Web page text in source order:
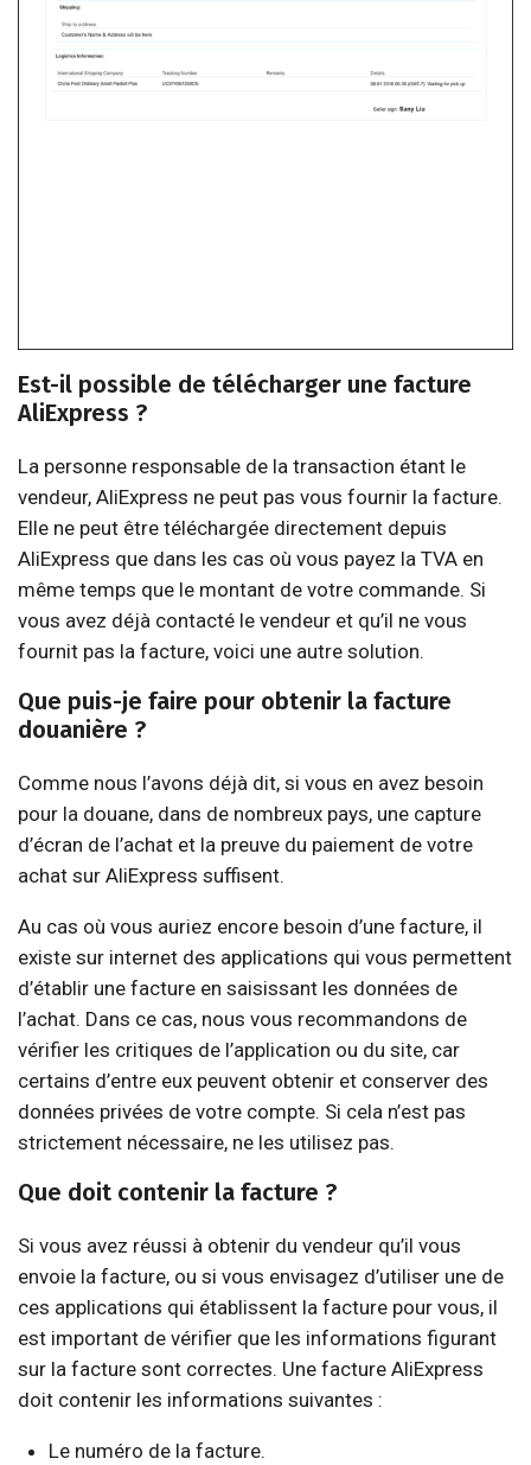
Est-il possible de télécharger une facture
AliExpress ?
La personne responsable de la transaction étant le
vendeur, AliExpress ne peut pas vous fournir la facture.
Elle ne peut être téléchargée directement depuis
AliExpress que dans les cas où vous payez la TVA en
même temps que le montant de votre commande. Si
vous avez déjà contacté le vendeur et qu’il ne vous
fournit pas la facture, voici une autre solution.
Que puis-je faire pour obtenir la facture
douanière ?
Comme nous l’avons déjà dit, si vous en avez besoin
pour la douane, dans de nombreux pays, une capture
d’écran de l’achat et la preuve du paiement de votre
achat sur AliExpress suffisent.
Au cas où vous auriez encore besoin d’une facture, il
existe sur internet des applications qui vous permettent
d’établir une facture en saisissant les données de
l’achat. Dans ce cas, nous vous recommandons de
vérifier les critiques de l’application ou du site, car
certains d’entre eux peuvent obtenir et conserver des
données privées de votre compte. Si cela n’est pas
strictement nécessaire, ne les utilisez pas.
Que doit contenir la facture ?
Si vous avez réussi à obtenir du vendeur qu’il vous
envoie la facture, ou si vous envisagez d’utiliser une de
ces applications qui établissent la facture pour vous, il
est important de vérifier que les informations figurant
sur la facture sont correctes. Une facture AliExpress
doit contenir les informations suivantes :
Le numéro de la facture.